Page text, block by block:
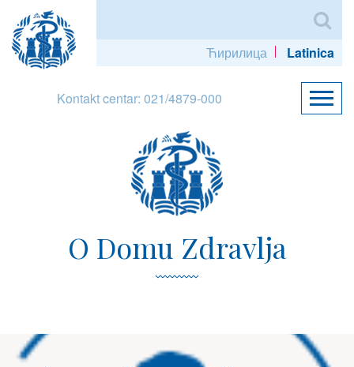
Ћирилица Latinica
Kontakt centar: 021/4879-000
O Domu Zdravlja